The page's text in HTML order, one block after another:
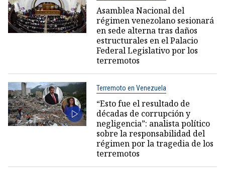
Asamblea Nacional del
régimen venezolano sesionará
en sede alterna tras daños
estructurales en el Palacio
Federal Legislativo por los
terremotos
Terremoto en Venezuela
“Esto fue el resultado de
décadas de corrupción y
negligencia”: analista político
sobre la responsabilidad del
régimen por la tragedia de los
terremotos